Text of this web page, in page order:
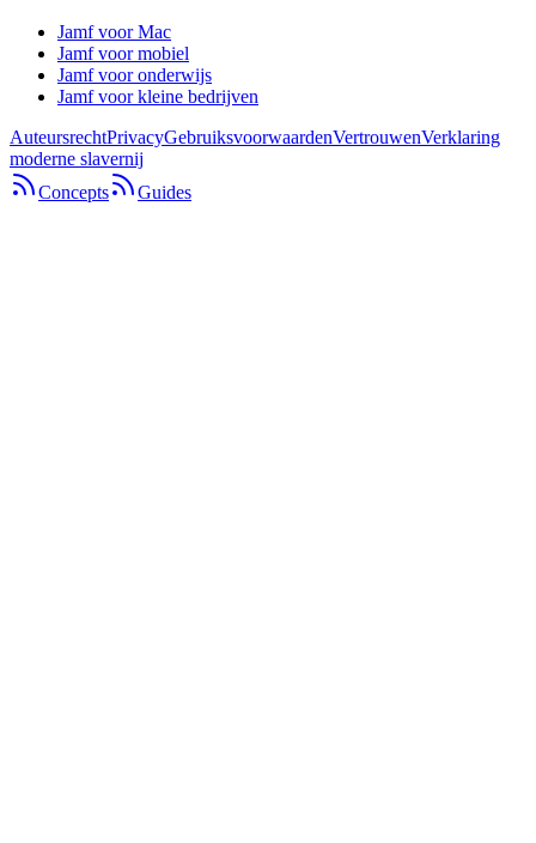
Jamf voor Mac
Jamf voor mobiel
Jamf voor onderwijs
Jamf voor kleine bedrijven
AuteursrechtPrivacyGebruiksvoorwaardenVertrouwenVerklaring
moderne slavernij
Concepts
Guides